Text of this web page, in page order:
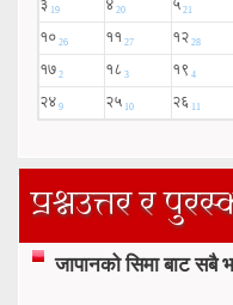
प्रश्नउत्तर र
जापानको सिमा बाट